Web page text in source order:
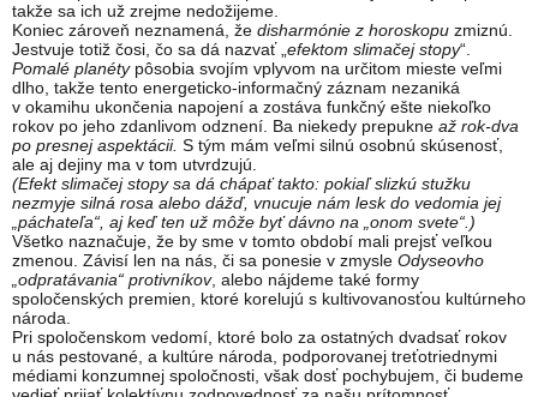
takže sa ich už zrejme nedožijeme.
Koniec zároveň neznamená, že disharmónie z horoskopu zmiznú.
Jestvuje totiž čosi, čo sa dá nazvať „ efektom slimačej stopy“.
Pomalé planétypôsobia svojím vplyvom na určitom mieste veľmi
dlho, takže tento energeticko-informačný záznam nezaniká
v okamihu ukončenia napojení a zostáva funkčný ešte niekoľko
rokov po jeho zdanlivom odznení. Ba niekedy prepukne až rok-dva
po presnej aspektácii. S tým mám veľmi silnú osobnú skúsenosť,
ale aj dejiny ma v tom utvrdzujú.
(Efekt slimačej stopy sa dá chápať takto: pokiaľ slizkú stužku
nezmyje silná rosa alebo dážď, vnucuje nám lesk do vedomia jej
„páchateľa“, aj keď ten už môže byť dávno na „onom svete“.)
Všetko naznačuje, že by sme v tomto období mali prejsť veľkou
zmenou. Závisí len na nás, či sa ponesie v zmysle Odyseovho
„odpratávania“ protivníkov, alebo nájdeme také formy
spoločenských premien, ktoré korelujú s kultivovanosťou kultúrneho
národa.
Pri spoločenskom vedomí, ktoré bolo za ostatných dvadsať rokov
u nás pestované, a kultúre národa, podporovanej treťotriednymi
médiami konzumnej spoločnosti, však dosť pochybujem, či budeme